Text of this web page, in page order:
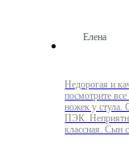
Елена
Недорогая и
посмотрите
ножек у стула.
ПЭК.
классная. Сын